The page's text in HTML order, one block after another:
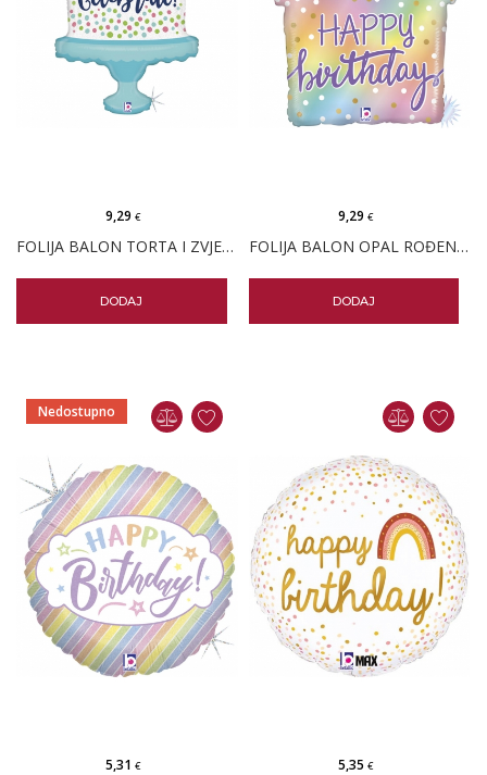
FOLIJA BALON TORTA I ZVJEZDICE
9,29€
DODAJ
FOLIJA BALON OPAL ROĐENDANSKI POKLON
9,29 €
DODAJ
Nedostupno
5,31€ 5,35 €